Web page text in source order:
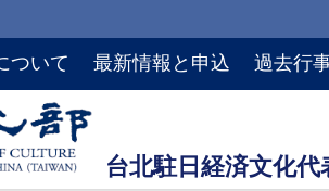
ックにジャンプします
ついて 最新情報と申込 過去行